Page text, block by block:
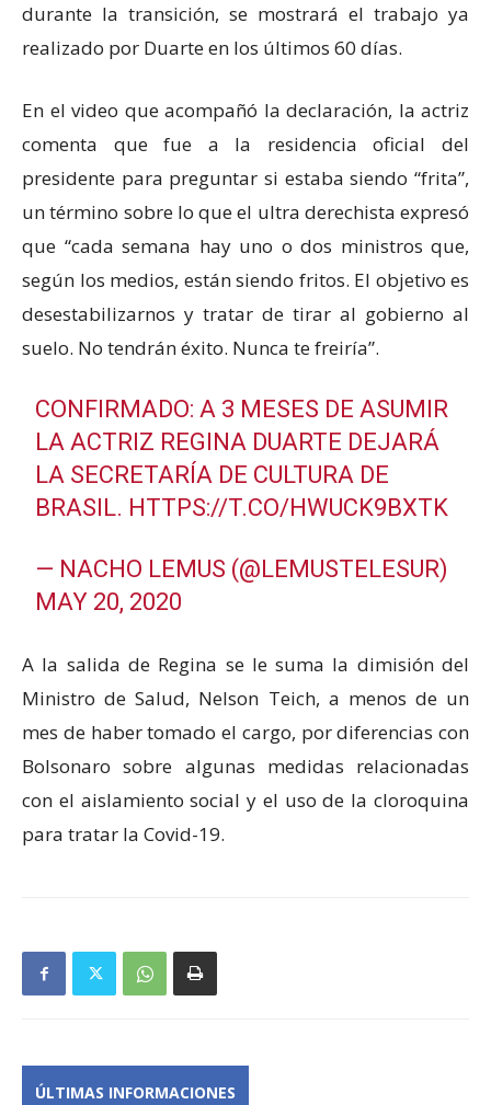
durante la transición, se mostrará el trabajo ya
realizado por Duarte en los últimos 60 días.
En el video que acompañó la declaración, la actriz
comenta que fue a la residencia oficial del
presidente para preguntar si estaba siendo “frita”,
un término sobre lo que el ultra derechista expresó
que “cada semana hay uno o dos ministros que,
según los medios, están siendo fritos. El objetivo es
desestabilizarnos y tratar de tirar al gobierno al
suelo. No tendrán éxito. Nunca te freiría”.
CONFIRMADO: A 3 MESES DE ASUMIR
LA ACTRIZ REGINA DUARTE DEJARÁ
LA SECRETARÍA DE CULTURA DE
BRASIL. HTTPS://T.CO/HWUCK9BXTK
— NACHO LEMUS (@LEMUSTELESUR)
MAY 20, 2020
A la salida de Regina se le suma la dimisión del
Ministro de Salud, Nelson Teich, a menos de un
mes de haber tomado el cargo, por diferencias con
Bolsonaro sobre algunas medidas relacionadas
con el aislamiento social y el uso de la cloroquina
para tratar la Covid-19.
ÚLTIMAS INFORMACIONES